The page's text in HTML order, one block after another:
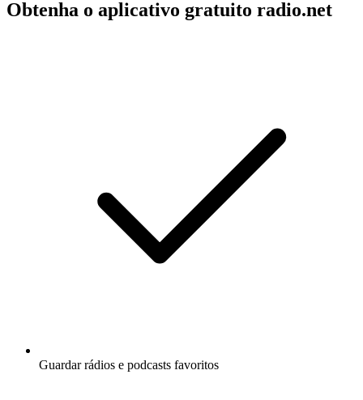
Obtenha o aplicativo gratuito radio.net
Guardar rádios e podcasts favoritos